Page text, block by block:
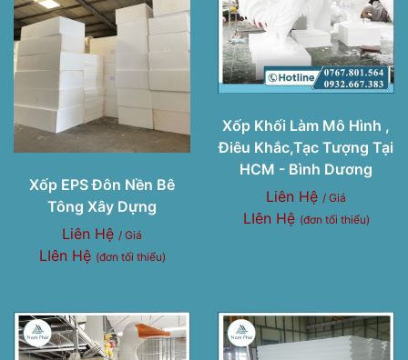
Xốp EPS Đôn Nền Bê
Tông Xây Dựng
Liên Hệ / Giá
LIên Hệ (đơn tối thiểu)
Xốp Khối Làm Mô Hình ,
Điêu Khắc,Tạc Tượng Tại
HCM - Bình Dương
Liên Hệ / Giá
LIên Hệ (đơn tối thiểu)